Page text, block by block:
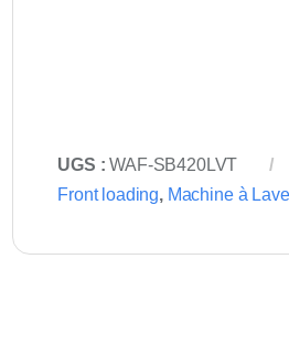
UGS :WAF-SB420LVT
Front loading, Machine à